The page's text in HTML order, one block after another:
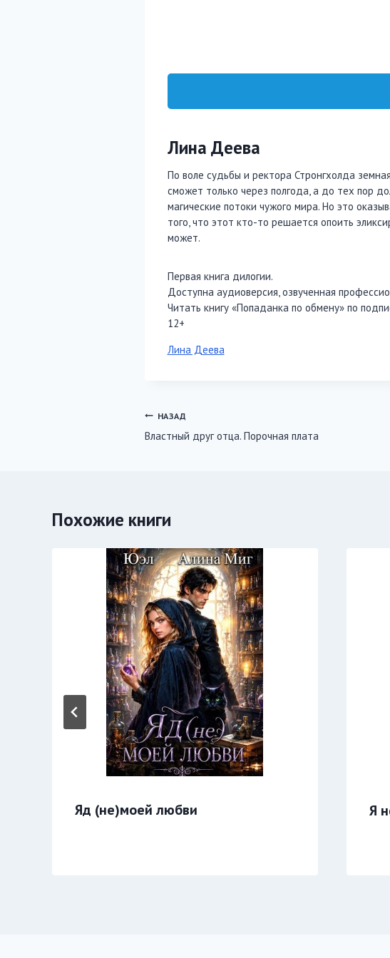
Лина Деева
По воле судьбы и ректора Стронгхолда
сможет только через полгода, а до тех пор
магические потоки чужого мира. Но это
того, что этот кто-то решается опоить
может.
Первая книга дилогии.
Доступна аудиоверсия, озвученная
Читать книгу «Попаданка по обмену» по
12+
Метки
Лина Деева
Навигация
по
НАЗАД
Властный друг отца. Порочная плата
Похожие книги
Яд (не)моей любви Я